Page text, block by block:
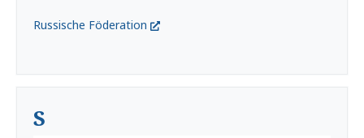
Russische Föderation
S